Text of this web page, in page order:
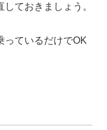
ておきましょう。
っているだけでOK